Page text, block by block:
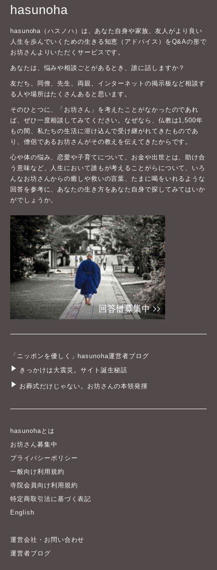
hasunoha
hasunoha（ハスノハ）は、あなた自身や家族、友人がより良い
人生を歩んでいくための生きる知恵（アドバイス）をQ&Aの形で
お坊さんよりいただくサービスです。
あなたは、悩みや相談ごとがあるとき、誰に話しますか？
友だち、同僚、先生、両親、インターネットの掲示板など相談す
る人や場所はたくさんあると思います。
そのひとつに、「お坊さん」を考えたことがなかったのであれ
ば、ぜひ一度相談してみてください。なぜなら、仏教は1,500年
もの間、私たちの生活に溶け込んで受け継がれてきたものであ
り、僧侶であるお坊さんがその教えを伝えてきたからです。
心や体の悩み、恋愛や子育てについて、お金や出世とは、助け合
う意味など、人生において誰もが考えることがらについて、いろ
んなお坊さんからの癒しや救いの言葉、たまに喝をいれるような
回答を参考に、あなたの生き方をあなた自身で探してみてはいか
がでしょうか。
「ニッポンを優しく」hasunoha運営者ブログ
きっかけは大震災。サイト誕生秘話
お葬式だけじゃない。お坊さんの本領発揮
hasunohaとは
お坊さん募集中
プライバシーポリシー
一般向け利用規約
寺院会員向け利用規約
特定商取引法に基づく表記
English
運営会社・お問い合わせ
運営者ブログ